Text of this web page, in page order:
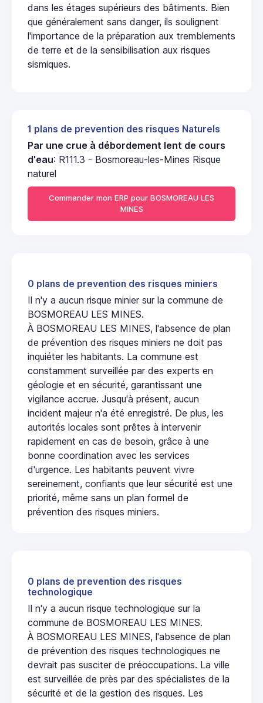
dans les étages supérieurs des bâtiments. Bien
que généralement sans danger, ils soulignent
l'importance de la préparation aux tremblements
de terre et de la sensibilisation aux risques
sismiques.
1 plans de prevention des risques Naturels
Par une crue à débordement lent de cours
d'eau: R111.3 - Bosmoreau-les-Mines Risque
naturel
Commander mon ERP pour BOSMOREAU LES
MINES
0 plans de prevention des risques miniers
Il n'y a aucun risque minier sur la commune de
BOSMOREAU LES MINES.
À BOSMOREAU LES MINES, l'absence de plan
de prévention des risques miniers ne doit pas
inquiéter les habitants. La commune est
constamment surveillée par des experts en
géologie et en sécurité, garantissant une
vigilance accrue. Jusqu'à présent, aucun
incident majeur n'a été enregistré. De plus, les
autorités locales sont prêtes à intervenir
rapidement en cas de besoin, grâce à une
bonne coordination avec les services
d'urgence. Les habitants peuvent vivre
sereinement, confiants que leur sécurité est une
priorité, même sans un plan formel de
prévention des risques miniers.
0 plans de prevention des risques
technologique
Il n'y a aucun risque technologique sur la
commune de BOSMOREAU LES MINES.
À BOSMOREAU LES MINES, l'absence de plan
de prévention des risques technologiques ne
devrait pas susciter de préoccupations. La ville
est surveillée de près par des spécialistes de la
sécurité et de la gestion des risques. Les